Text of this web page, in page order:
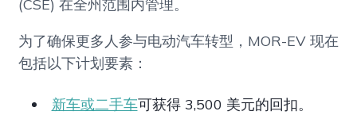
(CSE) 在全州范围内管理。
为了确保更多人参与电动汽车转型，MOR-EV 现在
包括以下计划要素：
新车或二手车可获得 3,500 美元的回扣。